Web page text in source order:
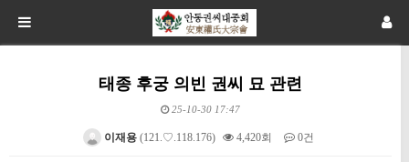
태종 후궁 의빈 권씨 묘 관련
25-10-30 17:47
이재용(121.♡.118.176) 4,420회 0건